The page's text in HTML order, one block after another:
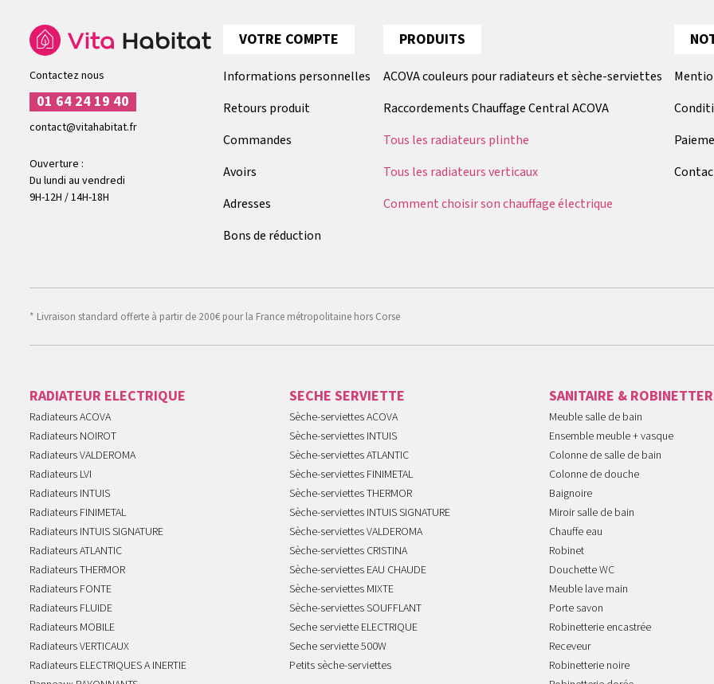
Contactez nous
01 64 24 19 40
contact@vitahabitat.fr
Ouverture :
Du lundi au vendredi
9H-12H / 14H-18H
VOTRE COMPTE
Informations personnelles
Retours produit
Commandes
Avoirs
Adresses
Bons de réduction
PRODUITS
ACOVA couleurs pour radiateurs et sèche-serviettes
Raccordements Chauffage Central ACOVA
Tous les radiateurs plinthe
Tous les radiateurs verticaux
Comment choisir son chauffage électrique
* Livraison standard offerte à partir de 200€ pour la France métropolitaine hors Corse
RADIATEUR ELECTRIQUE
Radiateurs ACOVA
Radiateurs NOIROT
Radiateurs VALDEROMA
Radiateurs LVI
Radiateurs INTUIS
Radiateurs FINIMETAL
Radiateurs INTUIS SIGNATURE
Radiateurs ATLANTIC
Radiateurs THERMOR
Radiateurs FONTE
Radiateurs FLUIDE
Radiateurs MOBILE
Radiateurs VERTICAUX
Radiateurs ELECTRIQUES A INERTIE
SECHE SERVIETTE
Sèche-serviettes ACOVA
Sèche-serviettes INTUIS
Sèche-serviettes ATLANTIC
Sèche-serviettes FINIMETAL
Sèche-serviettes THERMOR
Sèche-serviettes INTUIS SIGNATURE
Sèche-serviettes VALDEROMA
Sèche-serviettes CRISTINA
Sèche-serviettes EAU CHAUDE
Sèche-serviettes MIXTE
Sèche-serviettes SOUFFLANT
Seche serviette ELECTRIQUE
Seche serviette 500W
Petits sèche-serviettes
SANITAIRE &
Meuble salle de bain
Ensemble meuble + vasque
Colonne de salle de bain
Colonne de douche
Baignoire
Miroir salle de bain
Chauffe eau
Robinet
Douchette WC
Meuble lave main
Porte savon
Robinetterie encastrée
Receveur
Robinetterie noire